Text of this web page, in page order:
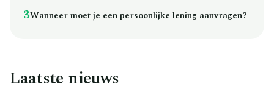
3Wanneer moet je een persoonlijke lening aanvragen?
Laatste nieuws